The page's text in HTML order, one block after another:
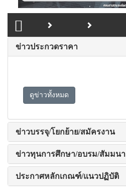
ข่าวประกวดราคา
ดูข่าวทั้งหมด
ข่าวบรรจุ/โยกย้าย/สมัครงาน
ข่าวทุนการศึกษา/อบรม/สัมมนา
ประกาศหลักเกณฑ์/แนวปฏิบัติ